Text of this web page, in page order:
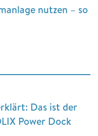
nutzen – so
Das ist der
Power Dock